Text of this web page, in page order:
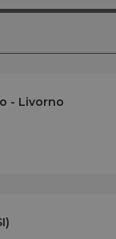
- Livorno